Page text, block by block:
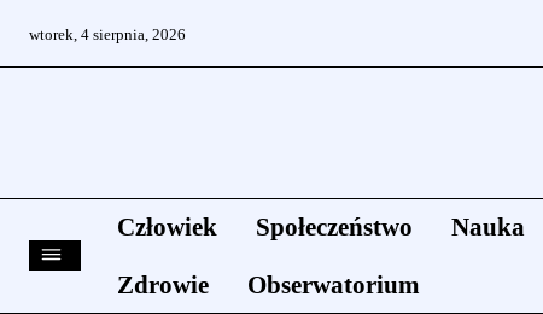
wtorek, 4 sierpnia, 2026
Człowiek Społeczeństwo Nauka
Zdrowie Obserwatorium